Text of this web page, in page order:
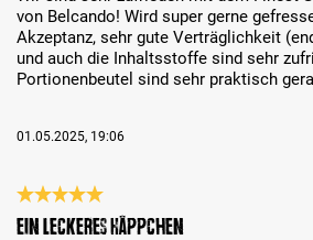
von Belcando! Wird super gerne
Akzeptanz, sehr gute Verträglichkeit
und auch die Inhaltsstoffe sind sehr
Portionenbeutel sind sehr praktisch
01.05.2025, 19:06
Évaluation avec une note de 5 sur 5
Ein leckeres Häppchen